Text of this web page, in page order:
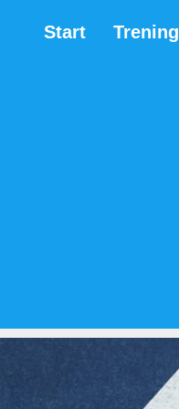
Start Trening